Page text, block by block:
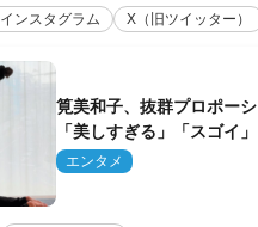
インスタグラム X（旧ツイッター）
筧美和子、抜群プロポー
「美しすぎる」「スゴイ」
エンタメ